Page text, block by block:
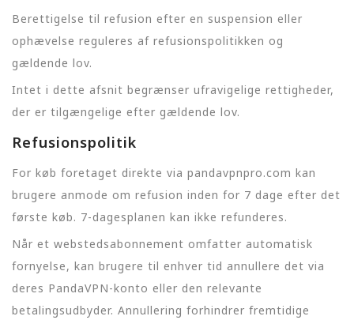
Berettigelse til refusion efter en suspension eller
ophævelse reguleres af refusionspolitikken og
gældende lov.
Intet i dette afsnit begrænser ufravigelige rettigheder,
der er tilgængelige efter gældende lov.
Refusionspolitik
For køb foretaget direkte via pandavpnpro.com kan
brugere anmode om refusion inden for 7 dage efter det
første køb. 7-dagesplanen kan ikke refunderes.
Når et webstedsabonnement omfatter automatisk
fornyelse, kan brugere til enhver tid annullere det via
deres PandaVPN-konto eller den relevante
betalingsudbyder. Annullering forhindrer fremtidige